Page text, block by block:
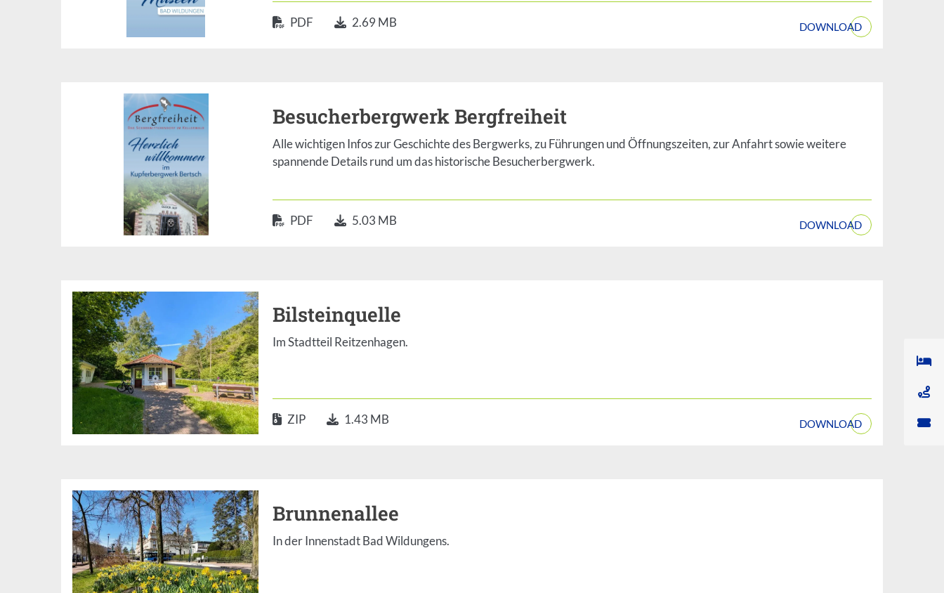
PDF 2.69 MB DOWNLOAD
Besucherbergwerk Bergfreiheit
Alle wichtigen Infos zur Geschichte des Bergwerks, zu Führungen und Öffnungszeiten, zur Anfahrt sowie weitere
spannende Details rund um das historische Besucherbergwerk.
PDF 5.03 MB DOWNLOAD
Bilsteinquelle
Im Stadtteil Reitzenhagen.
ZIP 1.43 MB DOWNLOAD
default
Brunnenallee
In der Innenstadt Bad Wildungens.